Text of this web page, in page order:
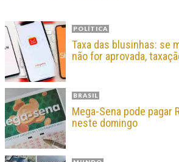
POLÍTICA
Taxa das blusinhas: se
não for aprovada,
BRASIL
Mega-Sena pode pagar
neste domingo